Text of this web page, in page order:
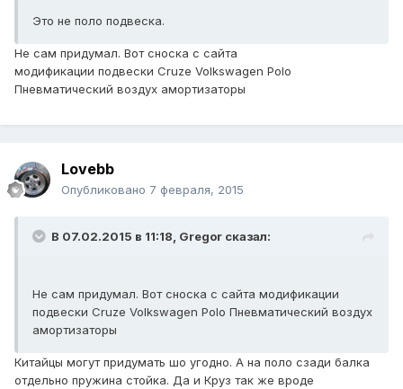
Это не поло подвеска.
Не сам придумал. Вот сноска с сайта
модификации подвески Cruze Volkswagen Polo
Пневматический воздух амортизаторы
Lovebb
Опубликовано 7 февраля, 2015
В 07.02.2015 в 11:18, Gregor сказал:
Не сам придумал. Вот сноска с сайта модификации
подвески Cruze Volkswagen Polo Пневматический воздух
амортизаторы
Китайцы могут придумать шо угодно. А на поло сзади балка
отдельно пружина стойка. Да и Круз так же вроде